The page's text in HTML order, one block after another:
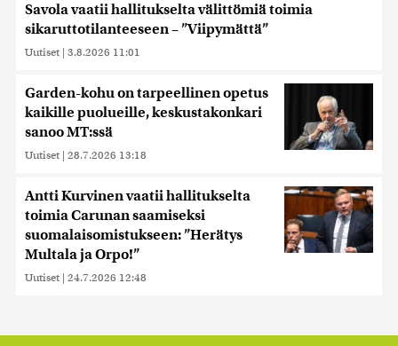
Savola vaatii hallitukselta välittömiä toimia
sikaruttotilanteeseen – ”Viipymättä”
Uutiset | 3.8.2026 11:01
Garden-kohu on tarpeellinen opetus
kaikille puolueille, keskustakonkari
sanoo MT:ssä
Uutiset | 28.7.2026 13:18
Antti Kurvinen vaatii hallitukselta
toimia Carunan saamiseksi
suomalaisomistukseen: ”Herätys
Multala ja Orpo!”
Uutiset | 24.7.2026 12:48